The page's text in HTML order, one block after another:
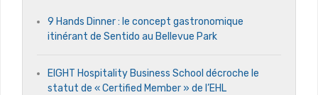
9 Hands Dinner : le concept gastronomique
itinérant de Sentido au Bellevue Park
EIGHT Hospitality Business School décroche le
statut de « Certified Member » de l’EHL